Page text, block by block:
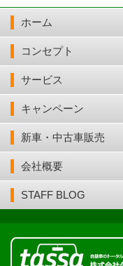
ホーム
コンセプト
サービス
キャンペーン
新車・中古車販売
会社概要
STAFF BLOG